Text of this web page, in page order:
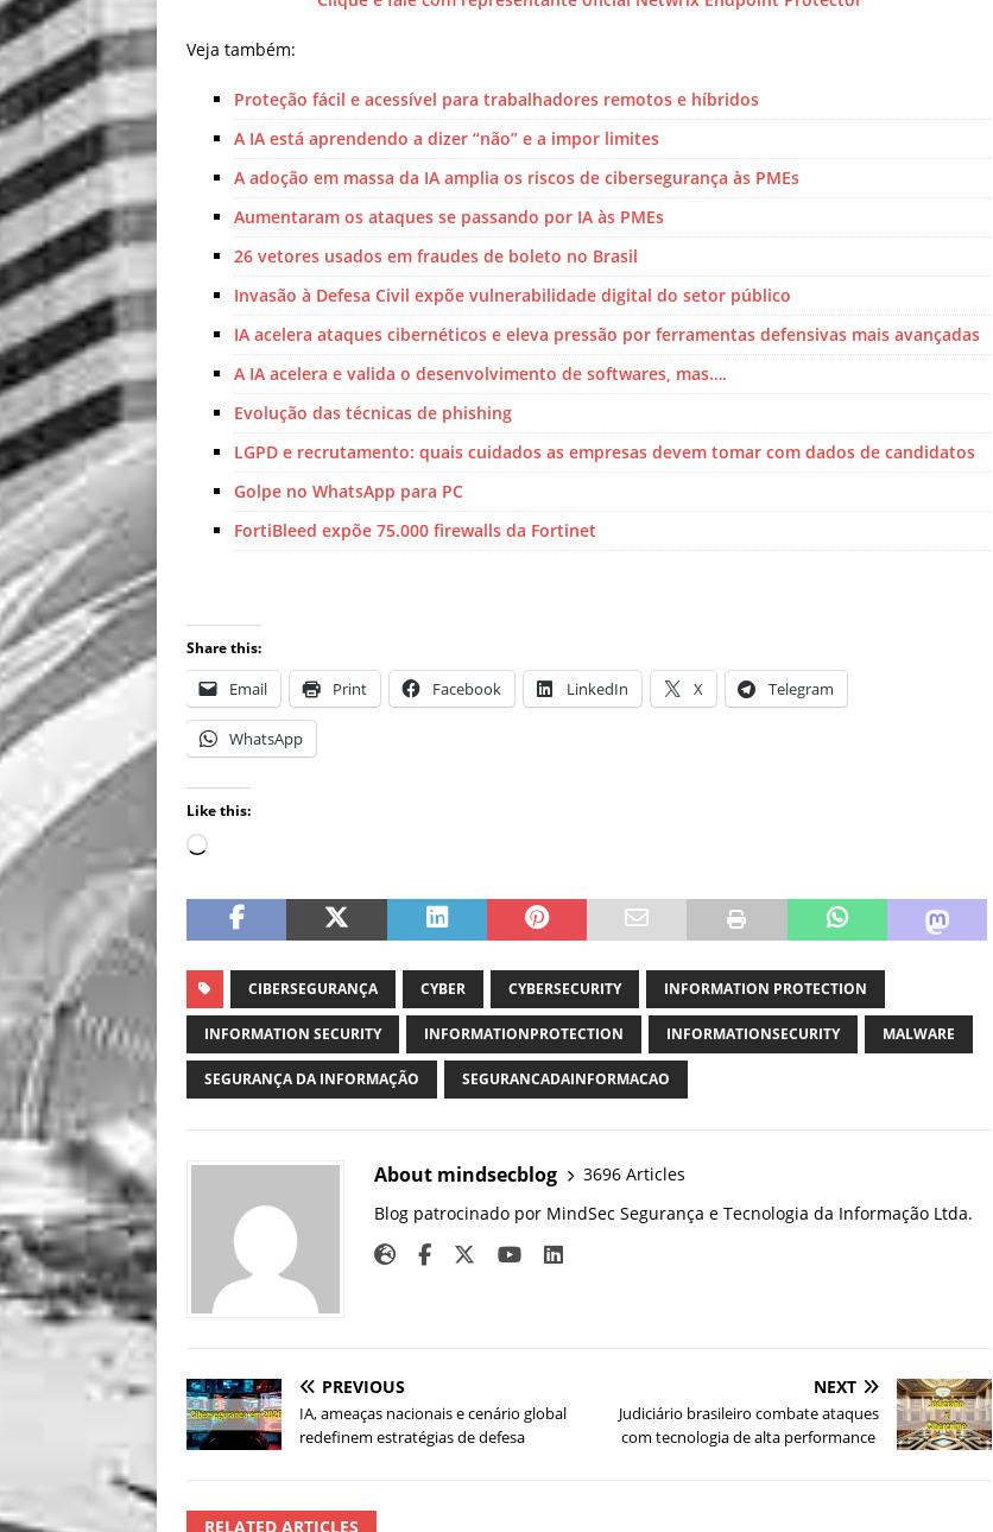
Veja também:
Proteção fácil e acessível para trabalhadores remotos e híbridos
A IA está aprendendo a dizer “não” e a impor limites
A adoção em massa da IA amplia os riscos de cibersegurança às PMEs
Aumentaram os ataques se passando por IA às PMEs
26 vetores usados em fraudes de boleto no Brasil
Invasão à Defesa Civil expõe vulnerabilidade digital do setor público
IA acelera ataques cibernéticos e eleva pressão por ferramentas defensivas mais avançadas
A IA acelera e valida o desenvolvimento de softwares, mas….
Evolução das técnicas de phishing
LGPD e recrutamento: quais cuidados as empresas devem tomar com dados de candidatos
Golpe no WhatsApp para PC
FortiBleed expõe 75.000 firewalls da Fortinet
Share this:
Email Print Facebook LinkedIn X Telegram
WhatsApp
Like this:
CIBERSEGURANÇA CYBER CYBERSECURITY INFORMATION PROTECTION
INFORMATION SECURITY INFORMATIONPROTECTION INFORMATIONSECURITY MALWARE
SEGURANÇA DA INFORMAÇÃO SEGURANCADAINFORMACAO
About mindsecblog
3696 Articles
Blog patrocinado por MindSec Segurança e Tecnologia da Informação Ltda.
PREVIOUS
IA, ameaças nacionais e cenário global
redefinem estratégias de defesa
NEXT
Judiciário brasileiro combate ataques
com tecnologia de alta performance
RELATED ARTICLES